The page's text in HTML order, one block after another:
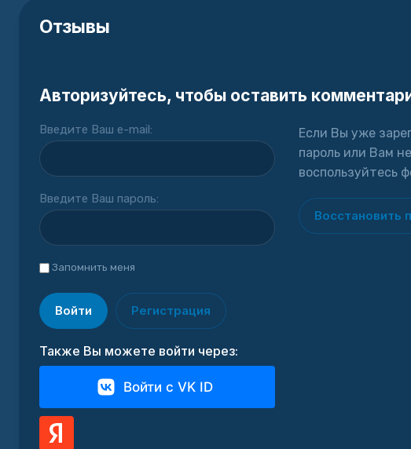
Отзывы
Авторизуйтесь, чтобы оставить
Введите Ваш e-mail:
Введите Ваш пароль:
Запомнить меня
Войти Регистрация
Если Вы уже
пароль или Вам
воспользуйтесь
Восстановить
Также Вы можете войти через:
Войти с VK ID